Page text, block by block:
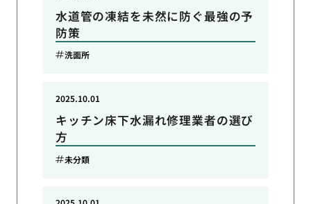
水道管の凍結を未然に防ぐ最強の予
防策
洗面所
キッチン床下水漏れ修理業者の選び
方
2025.10.01
未分類